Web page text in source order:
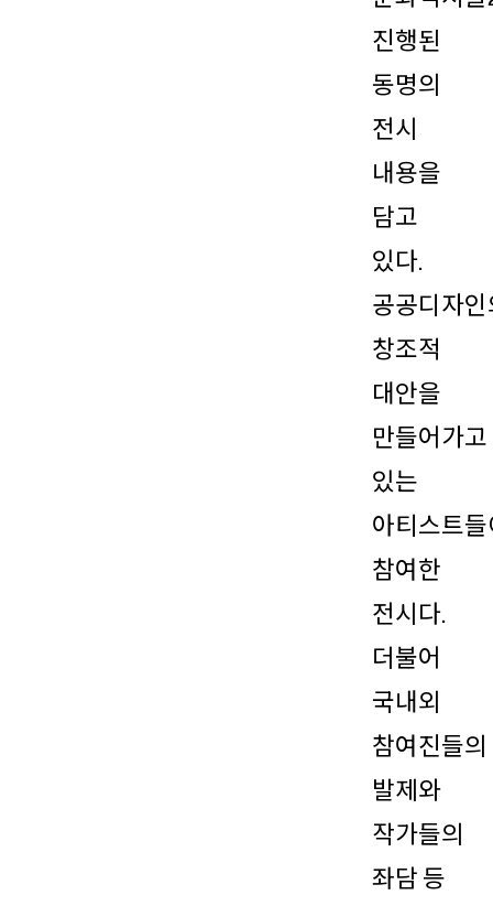
진행된
동명의
전시
내용을
담고
있다.
공공디자
창조적
대안을
만들어가고
있는
아티스트
참여한
전시다.
더불어
국내외
참여진들의
발제와
작가들의
좌담 등